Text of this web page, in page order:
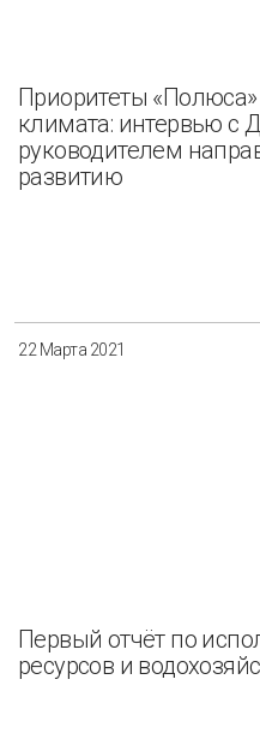
Приоритеты
климата: интервью с
руководителем
развитию
22 Марта 2021
Первый отчёт по
ресурсов и